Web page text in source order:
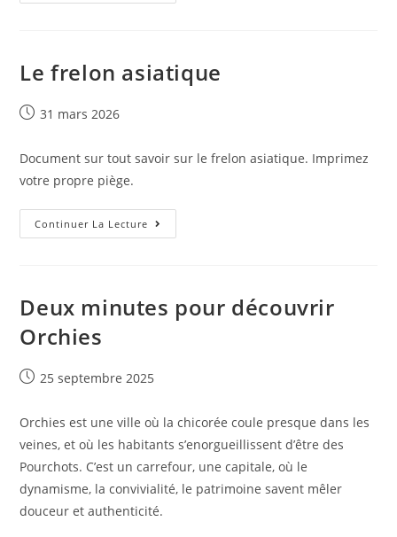
Le frelon asiatique
31 mars 2026
Document sur tout savoir sur le frelon asiatique. Imprimez
votre propre piège.
Continuer La Lecture
Deux minutes pour découvrir
Orchies
25 septembre 2025
Orchies est une ville où la chicorée coule presque dans les
veines, et où les habitants s’enorgueillissent d’être des
Pourchots. C’est un carrefour, une capitale, où le
dynamisme, la convivialité, le patrimoine savent mêler
douceur et authenticité.